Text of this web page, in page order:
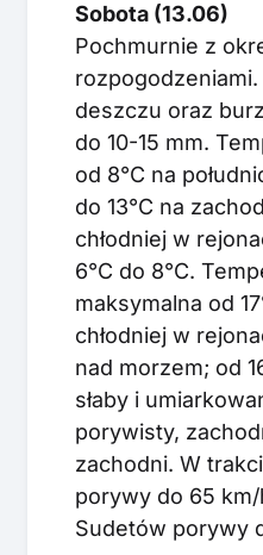
Sobota (13.06)
Pochmurnie z
deszczu oraz
do 10-15 mm.
od 8°C na
do 13°C na
chłodniej w
6°C do 8°C.
maksymalna od
chłodniej w
nad morzem; od
słaby i
porywisty,
zachodni. W
porywy do 65
Sudetów porywy